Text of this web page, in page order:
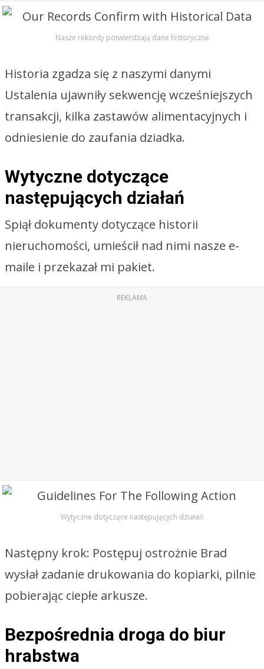
Nasze rekordy potwierdzają dane historyczne
Historia zgadza się z naszymi danymi
Ustalenia ujawniły sekwencję wcześniejszych
transakcji, kilka zastawów alimentacyjnych i
odniesienie do zaufania dziadka.
Wytyczne dotyczące
następujących działań
Spiął dokumenty dotyczące historii
nieruchomości, umieścił nad nimi nasze e-
maile i przekazał mi pakiet.
REKLAMA
Wytyczne dotyczące następujących działań
Następny krok: Postępuj ostrożnie Brad
wysłał zadanie drukowania do kopiarki, pilnie
pobierając ciepłe arkusze.
Bezpośrednia droga do biur
hrabstwa